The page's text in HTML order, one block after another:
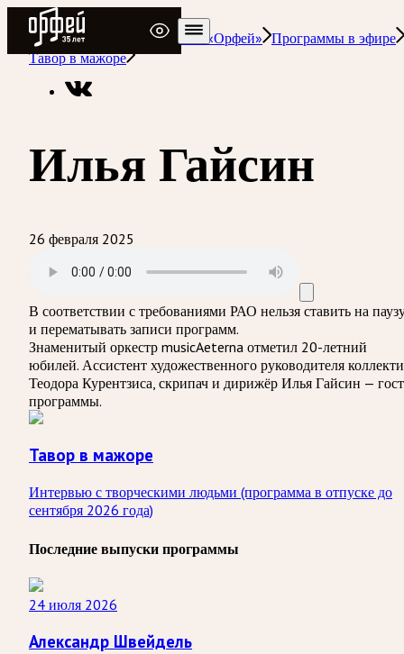
Радио Орфей
Радио классической музыки «Орфей» Программы в эфире
Тавор в мажоре
Илья Гайсин
26 февраля 2025
В соответствии с требованиями РАО нельзя ставить на
и перематывать записи программ.
Знаменитый оркестр musicAeterna отметил 20-летний
юбилей. Ассистент художественного руководителя
Теодора Курентзиса, скрипач и дирижёр Илья Гайсин —
программы.
Тавор в мажоре
Интервью с творческими людьми (программа в отпуске до
сентября 2026 года)
Последние выпуски программы
24 июля 2026
Александр Швейдель